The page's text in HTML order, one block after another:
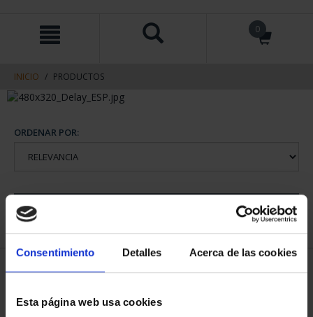
Consentimiento Detalles Acerca de las cookies
Esta página web usa cookies
contenido
navegacin
0
INICIO PRODUCTOS
ORDENAR POR:
1 Productos encontrados